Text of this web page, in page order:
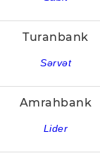
Turanbank
Sərvət
Amrahbank
Lider